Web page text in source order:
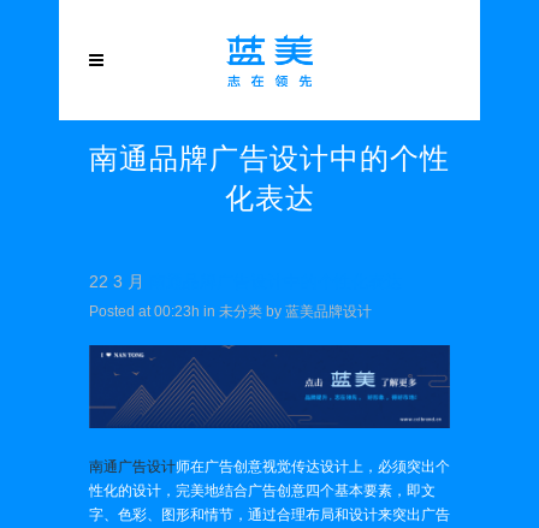
南通品牌广告设计中的个性
化表达
22 3 月
Posted at 00:23h in 未分类 by 蓝美品牌设计
南通广告设计师在广告创意视觉传达设计上，必须突出个
性化的设计，完美地结合广告创意四个基本要素，即文
字、色彩、图形和情节，通过合理布局和设计来突出广告